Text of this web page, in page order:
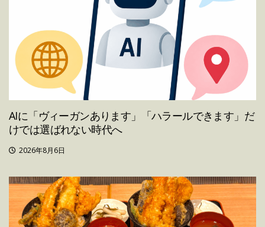
AIに「ヴィーガンあります」「ハラールできます」だ
けでは選ばれない時代へ
2026年8月6日